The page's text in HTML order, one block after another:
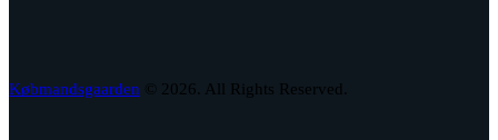
Købmandsgaarden © 2026. All Rights Reserved.